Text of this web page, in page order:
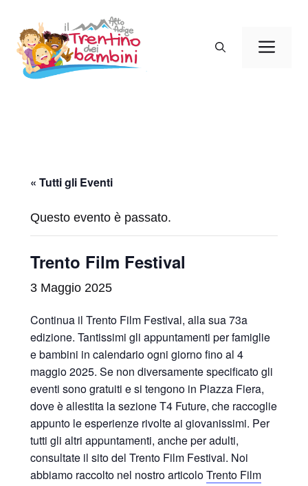
contenuto
« Tutti gli Eventi
Questo evento è passato.
Trento Film Festival
3 Maggio 2025
Continua il Trento Film Festival, alla sua 73a
edizione. Tantissimi gli appuntamenti per famiglie
e bambini in calendario ogni giorno fino al 4
maggio 2025. Se non diversamente specificato gli
eventi sono gratuiti e si tengono in Piazza Fiera,
dove è allestita la sezione T4 Future, che raccoglie
appunto le esperienze rivolte ai giovanissimi. Per
tutti gli altri appuntamenti, anche per adulti,
consultate il sito del Trento Film Festival. Noi
abbiamo raccolto nel nostro articoloTrento Film